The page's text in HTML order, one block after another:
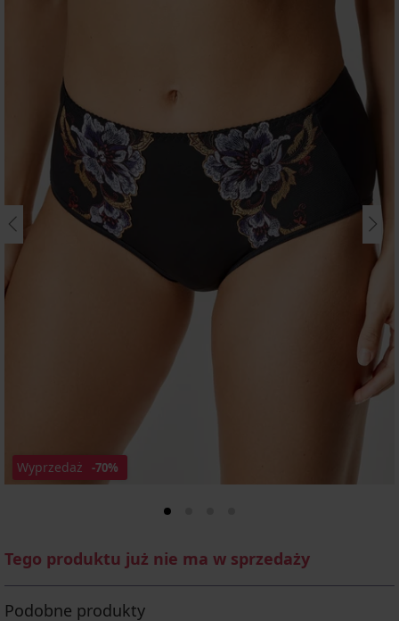
Wyprzedaż -70%
Tego produktu już nie ma w sprzedaży
Podobne produkty